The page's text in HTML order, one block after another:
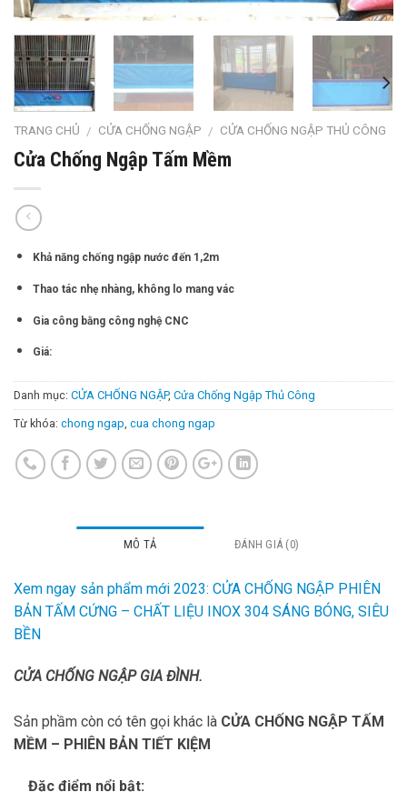
TRANG CHỦ / CỬA CHỐNG NGẬP / CỬA CHỐNG NGẬP THỦ CÔNG
Cửa Chống Ngập Tấm Mềm
Khả năng chống ngập nước đến 1,2m
Thao tác nhẹ nhàng, không lo mang vác
Gia công bằng công nghệ CNC
Giá:
Danh mục: CỬA CHỐNG NGẬP, Cửa Chống Ngập Thủ Công
Từ khóa: chong ngap, cua chong ngap
MÔ TẢ ĐÁNH GIÁ (0)
Xem ngay sản phẩm mới 2023: CỬA CHỐNG NGẬP PHIÊN
BẢN TẤM CỨNG – CHẤT LIỆU INOX 304 SÁNG BÓNG, SIÊU
BỀN
CỬA CHỐNG NGẬP GIA ĐÌNH.
Sản phầm còn có tên gọi khác là CỬA CHỐNG NGẬP TẤM
MỀM – PHIÊN BẢN TIẾT KIỆM
Đặc điểm nổi bật: